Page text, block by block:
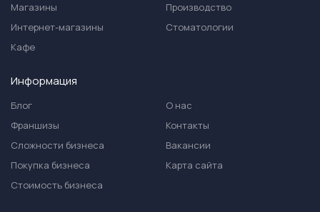
Магазины
Интернет-магазины
Кафе
Производство
Стоматологии
Информация
Блог
Франшизы
Сложности бизнеса
Покупка бизнеса
Стоимость бизнеса
О нас
Контакты
Вакансии
Карта сайта